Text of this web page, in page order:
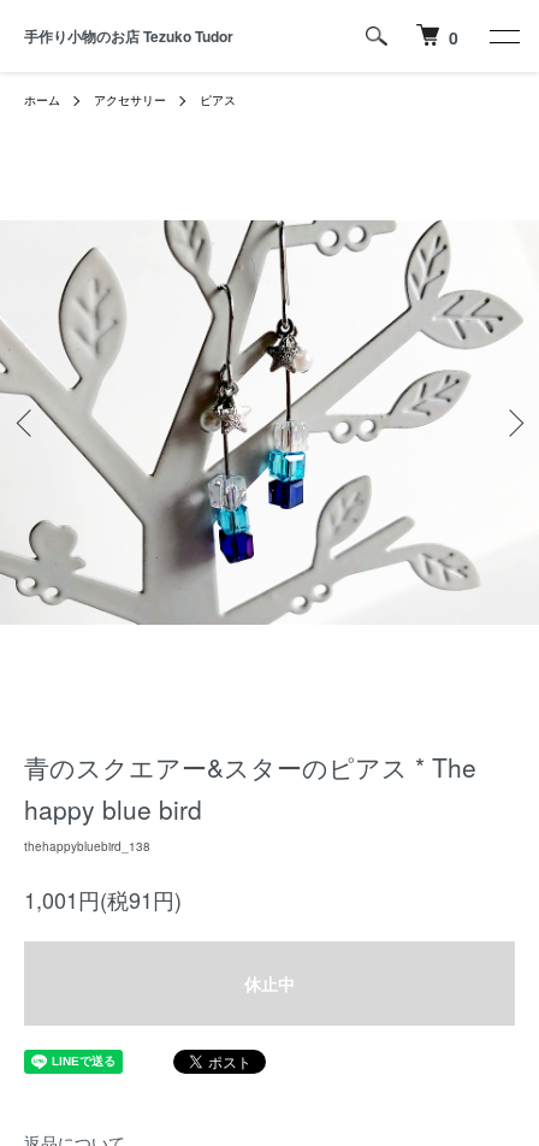
手作り小物のお店 Tezuko Tudor 0
ホーム アクセサリー ピアス
青のスクエアー&スターのピアス * The
happy blue bird
thehappybluebird_138
1,001円(税91円)
休止中